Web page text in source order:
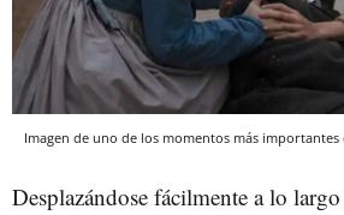
Imagen de uno de los momentos más importantes
Desplazándose fácilmente a lo